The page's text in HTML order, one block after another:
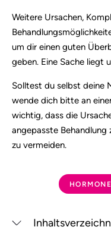
Weitere Ursachen,
um dir einen guten
geben. Eine Sache liegt
Solltest du selbst deine
wende dich bitte an
wichtig, dass die
angepasste
zu vermeiden.